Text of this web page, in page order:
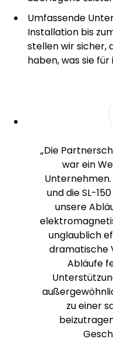
Umfassende
Installation bis
stellen wir sicher,
haben, was sie
„Die
war ein
Unternehmen.
und die SL-
unsere
unglaublich
dramatische
Abläufe
zu einer